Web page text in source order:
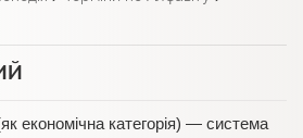
економічна категорія) — система